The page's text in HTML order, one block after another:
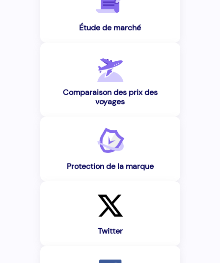
Étude de marché
Comparaison des prix des
voyages
Protection de la marque
Twitter